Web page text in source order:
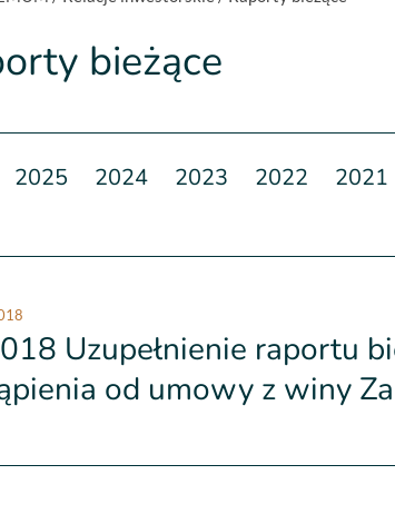
bieżące
2025 2024 2023 2022 2021
Uzupełnienie raportu
od umowy z winy